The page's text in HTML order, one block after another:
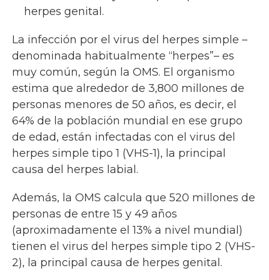
herpes genital.
La infección por el virus del herpes simple –
denominada habitualmente “herpes”– es
muy común, según la OMS. El organismo
estima que alrededor de 3,800 millones de
personas menores de 50 años, es decir, el
64% de la población mundial en ese grupo
de edad, están infectadas con el virus del
herpes simple tipo 1 (VHS-1), la principal
causa del herpes labial.
Además, la OMS calcula que 520 millones de
personas de entre 15 y 49 años
(aproximadamente el 13% a nivel mundial)
tienen el virus del herpes simple tipo 2 (VHS-
2), la principal causa de herpes genital.